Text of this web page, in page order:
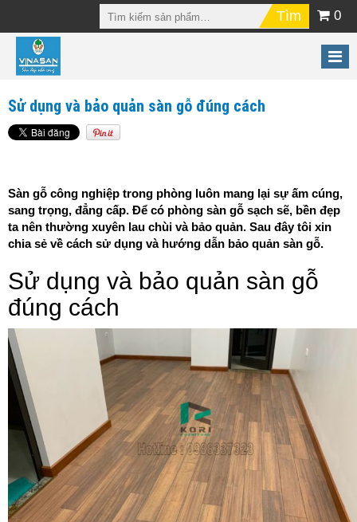
0
Sử dụng và bảo quản sàn gỗ đúng cách
Sàn gỗ công nghiệp trong phòng luôn mang lại sự ấm cúng,
sang trọng, đẳng cấp. Để có phòng sàn gỗ sạch sẽ, bền đẹp
ta nên thường xuyên lau chùi và bảo quản. Sau đây tôi xin
chia sẻ về cách sử dụng và hướng dẫn bảo quản sàn gỗ.
Sử dụng và bảo quản sàn gỗ
đúng cách